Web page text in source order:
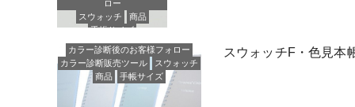
ロー
スウォッチ
商品
手帳サイズ
新商品＆人気商品
カラー診断後のお客様フォロー
カラー診断販売ツール
スウォッチ
商品
手帳サイズ
スウォッチF・色見本